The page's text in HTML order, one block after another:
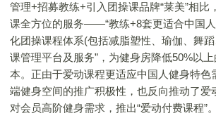
管理+招募教练+引入团操课品牌“莱美”相比
课全方位的服务——“教练+8套更适合中国人
化团操课程体系(包括减脂塑性、瑜伽、舞
课管理平台及服务”，为健身房降低50%以
本。正由于爱动课程更适应中国人健身特色
端健身空间的推广积极性，也反向推动了爱
对会员高阶健身需求，推出“爱动付费课程”。